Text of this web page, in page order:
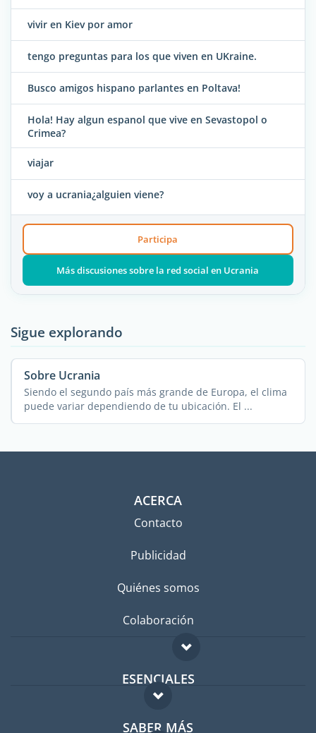
vivir en Kiev por amor
tengo preguntas para los que viven en UKraine.
Busco amigos hispano parlantes en Poltava!
Hola! Hay algun espanol que vive en Sevastopol o
Crimea?
viajar
voy a ucrania¿alguien viene?
Participa
Más discusiones sobre la red social en Ucrania
Sigue explorando
Sobre Ucrania
Siendo el segundo país más grande de Europa, el clima
puede variar dependiendo de tu ubicación. El ...
ACERCA
Contacto
Publicidad
Quiénes somos
Colaboración
ESENCIALES
Foro para expatriados
SABER MÁS